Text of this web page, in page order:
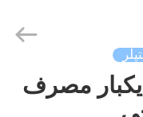
یکبار مصرف